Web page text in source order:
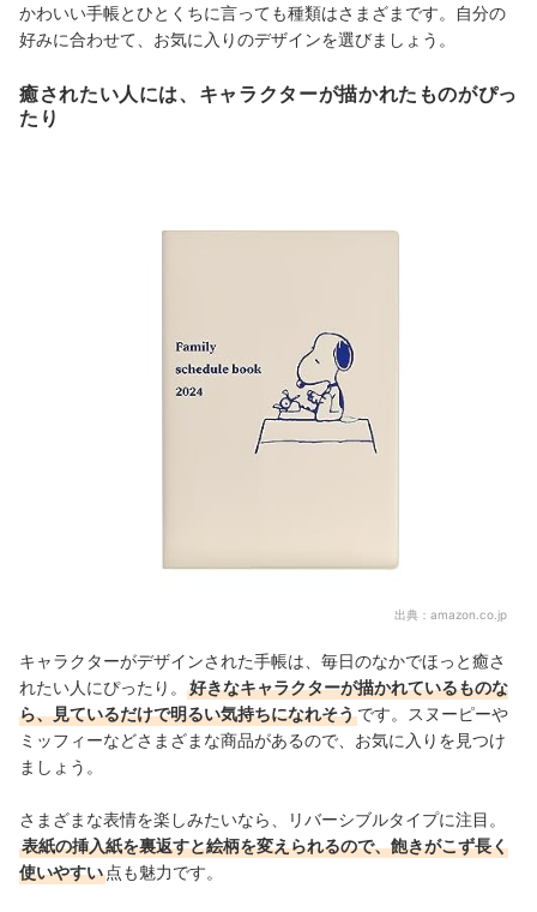
かわいい手帳とひとくちに言っても種類はさまざまです。
自分の
好みに合わせて、お気に入りのデザインを選びましょう。
癒されたい人には、キャラクターが描かれたものがぴっ
たり
出典： amazon.co.jp
キャラクターがデザインされた手帳は、毎日のなかでほっと癒さ
れたい人にぴったり。
好きなキャラクターが描かれているものな
ら、見ているだけで明るい気持ちになれそうです。
スヌーピーや
ミッフィーなどさまざまな商品があるので、お気に入りを見つけ
ましょう。
さまざまな表情を楽しみたいなら、リバーシブルタイプに注目。
表紙の挿入紙を裏返すと絵柄を変えられるので、飽きがこず長く
使いやすい 点も魅力です。